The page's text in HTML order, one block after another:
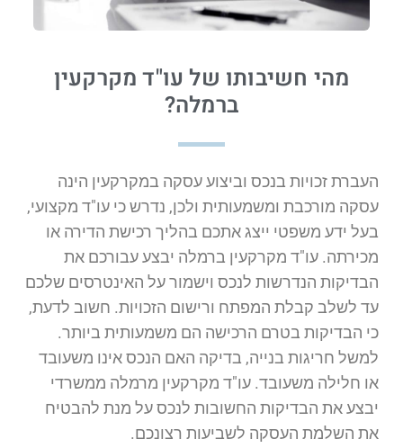
מהי חשיבותו של עו"ד מקרקעין
ברמלה?
העברת זכויות בנכס וביצוע עסקה במקרקעין הינה
עסקה מורכבת ומשמעותית ולכן, נדרש כי עו"ד מקצועי,
בעל ידע משפטי ייצג אתכם בהליך רכישת הדירה או
מכירתה. עו"ד מקרקעין ברמלה יבצע עבורכם את
הבדיקות הנדרשות לנכס וישמור על האינטרסים שלכם
עד לשלב קבלת המפתח ורישום הזכויות. חשוב לדעת,
כי הבדיקות בטרם הרכישה הם משמעותית ביותר.
למשל חריגות בנייה, בדיקה האם הנכס אינו משעובד
או חלילה משעובד. עו"ד מקרקעין מרמלה ממשרדי
יבצע את הבדיקות החשובות לנכס על מנת להבטיח
את השלמת העסקה לשביעות רצונכם.